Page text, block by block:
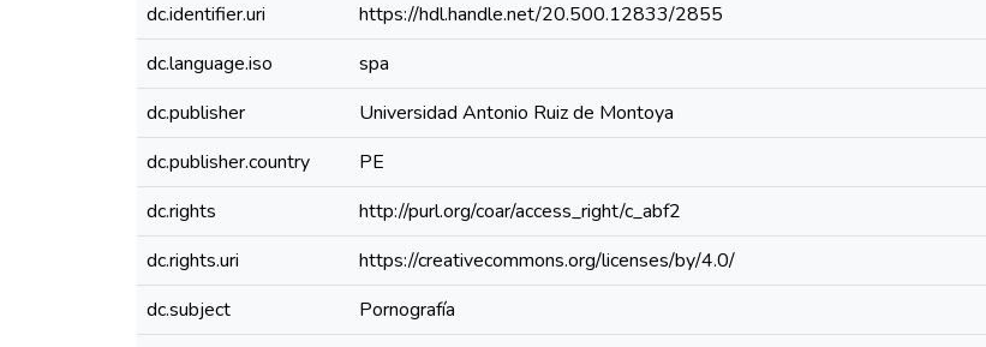
dc.identifier.uri
https://hdl.handle.net/20.500.12833/2855
dc.language.iso
spa
dc.publisher
Universidad Antonio Ruiz de Montoya
dc.publisher.country
PE
dc.rights
http://purl.org/coar/access_right/c_abf2
dc.rights.uri
https://creativecommons.org/licenses/by/4.0/
dc.subject
Pornografía